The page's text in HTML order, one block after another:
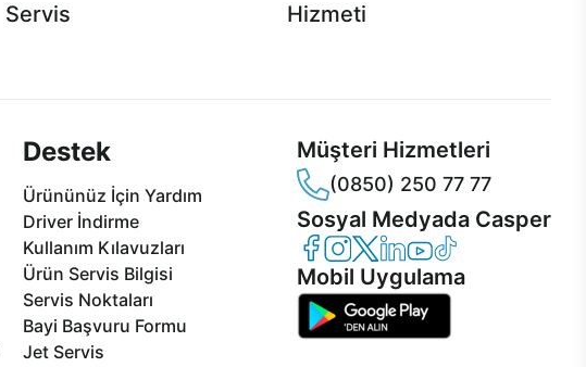
Servis
Hizmeti
Destek
Ürününüz İçin Yardım
Driver İndirme
Kullanım Kılavuzları
Ürün Servis Bilgisi
Servis Noktaları
Bayi Başvuru Formu
Jet Servis
Müşteri Hizmetleri
(0850) 250 77 77
Sosyal Medyada Casper
Casper Facebook
Casper Instagram
Casper Twitter
Casper LinkedIn
Casper YouTube
Casper TikTok
Mobil Uygulama